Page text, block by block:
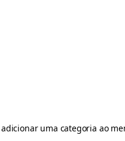
adicionar uma categoria ao